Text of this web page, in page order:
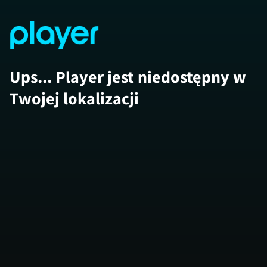
Ups... Player jest niedostępny w
Twojej lokalizacji